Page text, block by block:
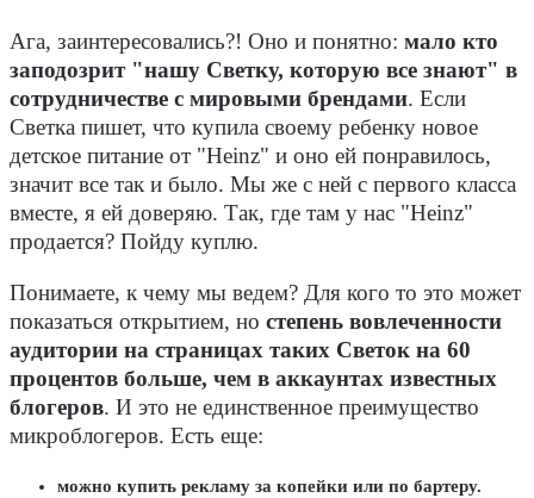
Ага, заинтересовались?! Оно и понятно: мало кто
заподозрит "нашу Светку, которую все знают" в
сотрудничестве с мировыми брендами. Если
Светка пишет, что купила своему ребенку новое
детское питание от "Heinz" и оно ей понравилось,
значит все так и было. Мы же с ней с первого класса
вместе, я ей доверяю. Так, где там у нас "Heinz"
продается? Пойду куплю.
Понимаете, к чему мы ведем? Для кого то это может
показаться открытием, но степень вовлеченности
аудитории на страницах таких Светок на 60
процентов больше, чем в аккаунтах известных
блогеров. И это не единственное преимущество
микроблогеров. Есть еще:
можно купить рекламу за копейки или по бартеру.